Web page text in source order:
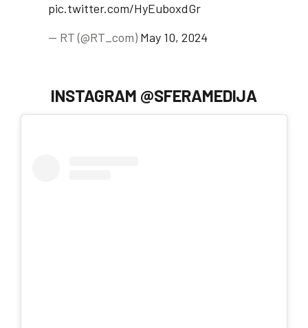
pic.twitter.com/HyEuboxdGr
— RT (@RT_com) May 10, 2024
INSTAGRAM @SFERAMEDIJA